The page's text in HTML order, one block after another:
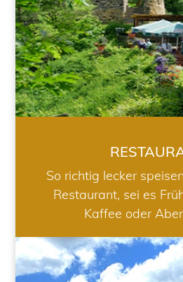
So richtig lecker
Restaurant, sei es
Kaffee oder